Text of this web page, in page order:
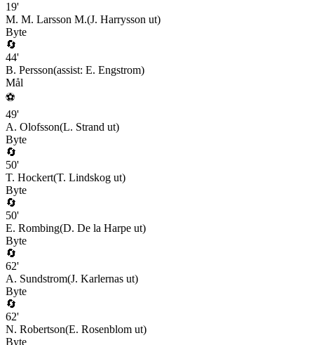
19'
M. M. Larsson M.(J. Harrysson ut)
Byte
🔄
44'
B. Persson(assist: E. Engstrom)
Mål
⚽
49'
A. Olofsson(L. Strand ut)
Byte
🔄
50'
T. Hockert(T. Lindskog ut)
Byte
🔄
50'
E. Rombing(D. De la Harpe ut)
Byte
🔄
62'
A. Sundstrom(J. Karlernas ut)
Byte
🔄
62'
N. Robertson(E. Rosenblom ut)
Byte